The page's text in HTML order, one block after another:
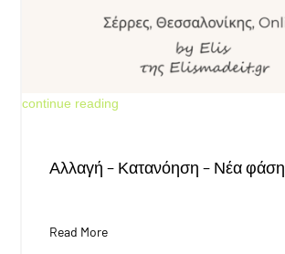
Jun 18, 2026
Αλλαγή – Κατανόηση – Νέα φάση
Read More
continue reading